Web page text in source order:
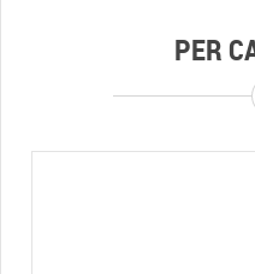
PER